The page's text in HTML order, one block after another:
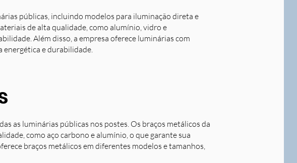
públicas, incluindo modelos para iluminação direta e
de alta qualidade, como alumínio, vidro e
Além disso, a empresa oferece luminárias com
energética e durabilidade.
as luminárias públicas nos postes. Os braços metálicos da
como aço carbono e alumínio, o que garante sua
braços metálicos em diferentes modelos e tamanhos,